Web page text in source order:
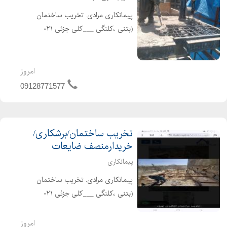
پیمانکاری مرادی. تخریب ساختمان
(بتنی ،کلنگی ___کلی جزئی ۰۲۱
بیل مکانیکی ،بابکت.. باکارگران مجرب ،
خوش اخلاق ،حرفه ای...
امروز
09128771577
تخریب ساختمان/برشکاری/
خریدارمنصف ضایعات
پیمانکاری
پیمانکاری مرادی. تخریب ساختمان
(بتنی ،کلنگی ___کلی جزئی ۰۲۱
ضایعات ،خاکبرداری ،گودبرداری با انواعامروز